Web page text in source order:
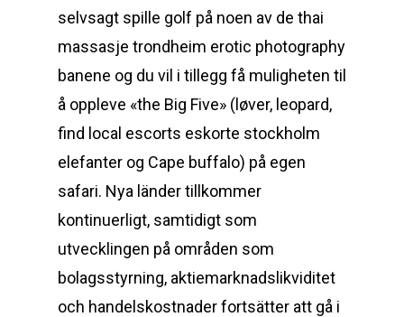
selvsagt spille golf på noen av de thai
massasje trondheim erotic photography
banene og du vil i tillegg få muligheten til
å oppleve «the Big Five» (løver, leopard,
find local escorts eskorte stockholm
elefanter og Cape buffalo) på egen
safari. Nya länder tillkommer
kontinuerligt, samtidigt som
utvecklingen på områden som
bolagsstyrning, aktiemarknadslikviditet
och handelskostnader fortsätter att gå i